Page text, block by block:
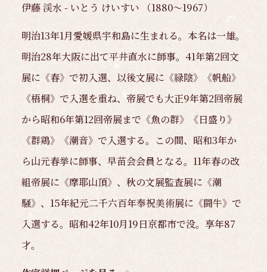
伊藤 渓水 - いとう けいすい （1880～1967）
明治13年1月愛媛県宇和島に生まれる。本名は一雄。
明治28年大阪に出て平井直水に師事。41年第2回文
展に《春》で初入選、以後文展に《緑陰》《帆船》
《梧桐》で入選を重ね、帝展でも大正9年第2回帝展
から昭和6年第12回帝展まで《魚の群》《日盛り》
《群鶏》《潮音》で入選する。この間、昭和3年か
ら山元春挙に師事、早苗会会員となる。11年春の改
組帝展に《摩耶山頂》、秋の文展監査展に《潮
騒》、15年紀元二千六百年奉祝美術展に《闘牛》で
入選する。昭和42年10月19日京都市で没。享年87
才。